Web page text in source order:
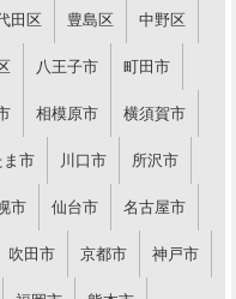
田区 豊島区 中野区
八王子市 町田市
相模原市 横須賀市
ま市 川口市 所沢市
市 仙台市 名古屋市
吹田市 京都市 神戸市